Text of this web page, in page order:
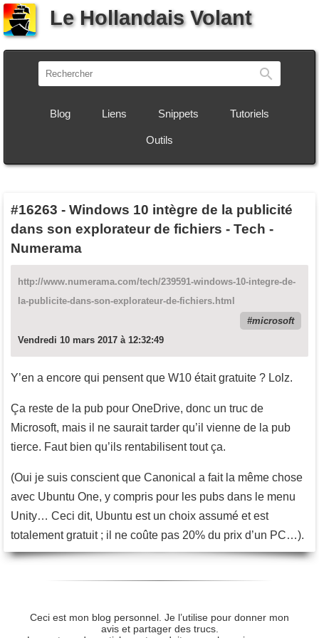
Le Hollandais Volant
Blog Liens Snippets Tutoriels
Outils
#16263 - Windows 10 intègre de la publicité
dans son explorateur de fichiers - Tech -
Numerama
http://www.numerama.com/tech/239591-windows-10-integre-de-
la-publicite-dans-son-explorateur-de-fichiers.html
microsoft
Vendredi 10 mars 2017 à 12:32:49
Y’en a encore qui pensent que W10 était gratuite ? Lolz.
Ça reste de la pub pour OneDrive, donc un truc de
Microsoft, mais il ne saurait tarder qu’il vienne de la pub
tierce. Faut bien qu’ils rentabilisent tout ça.
(Oui je suis conscient que Canonical a fait la même chose
avec Ubuntu One, y compris pour les pubs dans le menu
Unity… Ceci dit, Ubuntu est un choix assumé et est
totalement gratuit ; il ne coûte pas 20% du prix d’un PC…).
Ceci est mon blog personnel. Je l’utilise pour donner mon
avis et partager des trucs.